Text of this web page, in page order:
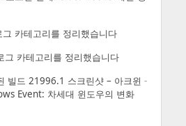
그 카테고리를 정리했습니다
그 카테고리를 정리했습니다
빌드 21996.1 스크린샷 – 아크윈 -
Event: 차세대 윈도우의 변화